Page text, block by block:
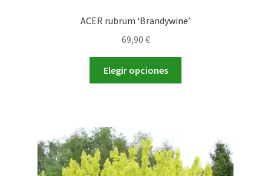
ACER rubrum ‘Brandywine’
69,90 €
Elegir opciones
opciones
se